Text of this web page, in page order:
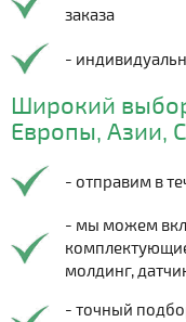
заказа
-
Широкий
Европы, Азии,
- отправим в
- мы можем
молдинг,
- точный